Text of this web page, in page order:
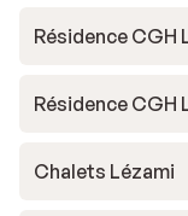
Résidence CGH
Résidence
Chalets Lézami